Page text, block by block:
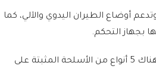
أوضاع الطيران اليدوي والآلي، كما
بجهاز التحكم.
وتختلف أنواع أنظمة "سونغار" باختلاف الأسلحة التي تحملها، إذ هناك 5 أنواع من الأسلحة المثبتة على